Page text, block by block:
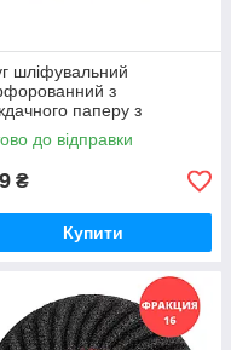
шліфувальний
з
паперу з
Draumet 225 мм
60 (E8675)
до відправки
₴
Купити